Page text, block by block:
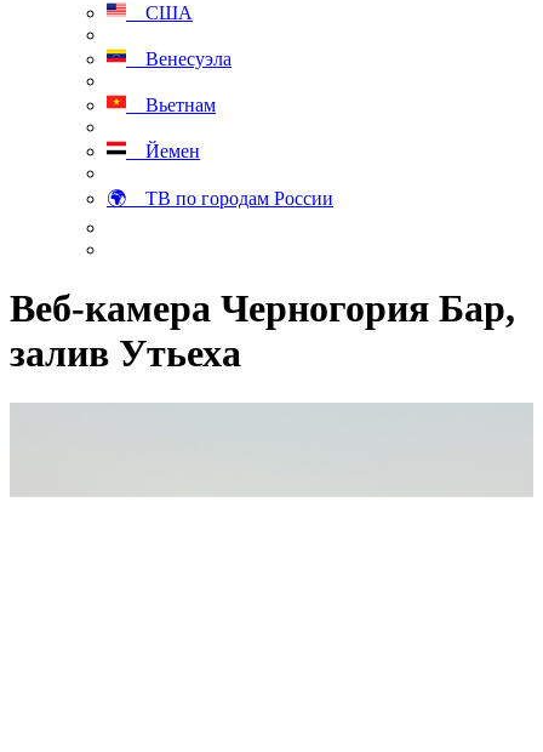
США
Венесуэла
Вьетнам
Йемен
🌍 ТВ по городам России
Веб-камера Черногория Бар,
залив Утьеха